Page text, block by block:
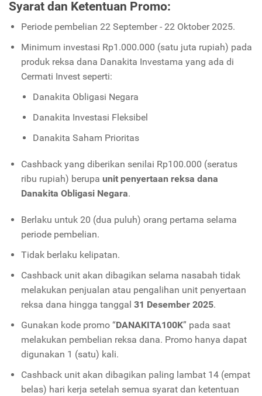
Syarat dan Ketentuan Promo:
Periode pembelian 22 September - 22 Oktober 2025.
Minimum investasi Rp1.000.000 (satu juta rupiah) pada
produk reksa dana Danakita Investama yang ada di
Cermati Invest seperti:
Danakita Obligasi Negara
Danakita Investasi Fleksibel
Danakita Saham Prioritas
Cashback yang diberikan senilai Rp100.000 (seratus
ribu rupiah) berupa unit penyertaan reksa dana
Danakita Obligasi Negara.
Berlaku untuk 20 (dua puluh) orang pertama selama
periode pembelian.
Tidak berlaku kelipatan.
Cashback unit akan dibagikan selama nasabah tidak
melakukan penjualan atau pengalihan unit penyertaan
reksa dana hingga tanggal 31 Desember 2025.
Gunakan kode promo “DANAKITA100K” pada saat
melakukan pembelian reksa dana. Promo hanya dapat
digunakan 1 (satu) kali.
Cashback unit akan dibagikan paling lambat 14 (empat
belas) hari kerja setelah semua syarat dan ketentuan